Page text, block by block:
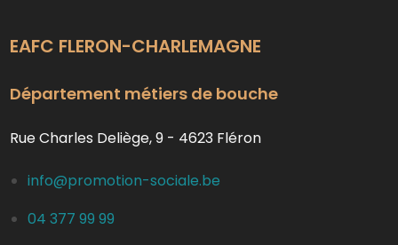
EAFC FLERON-CHARLEMAGNE
Département métiers de bouche
Rue Charles Deliège, 9 - 4623 Fléron
info@promotion-sociale.be
04 377 99 99